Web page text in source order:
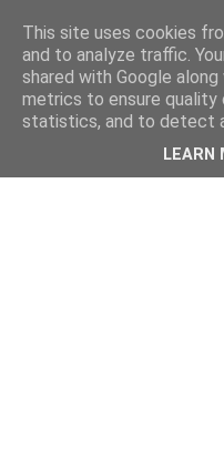
This site uses cookies
and to analyze traffic.
shared with Google
metrics to ensure quality
statistics, and to detect
LEARN